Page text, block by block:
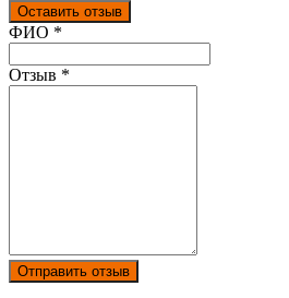
Оставить отзыв
Ваш отзыв был отправлен!
ФИО *
Отзыв *
Отправить отзыв